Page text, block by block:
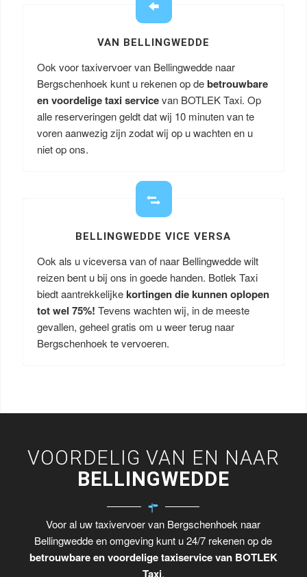
VAN BELLINGWEDDE
Ook voor taxivervoer van Bellingwedde naar
Bergschenhoek kunt u rekenen op debetrouwbare
en voordelige taxi servicevan BOTLEK Taxi. Op
alle reserveringen geldt dat wij 10 minuten van te
voren aanwezig zijn zodat wij op u wachten en u
niet op ons.
BELLINGWEDDE VICE VERSA
Ook als u viceversa van of naar Bellingwedde wilt
reizen bent u bij ons in goede handen. Botlek Taxi
biedt aantrekkelijkekortingen die kunnen oplopen
tot wel 75%! Tevens wachten wij, in de meeste
gevallen, geheel gratis om u weer terug naar
Bergschenhoek te vervoeren.
VOORDELIG VAN EN NAAR
BELLINGWEDDE
Voor al uw taxivervoer van Bergschenhoek naar
Bellingwedde en omgeving kunt u 24/7 rekenen op de
betrouwbare en voordelige taxiservice van BOTLEK
Taxi.